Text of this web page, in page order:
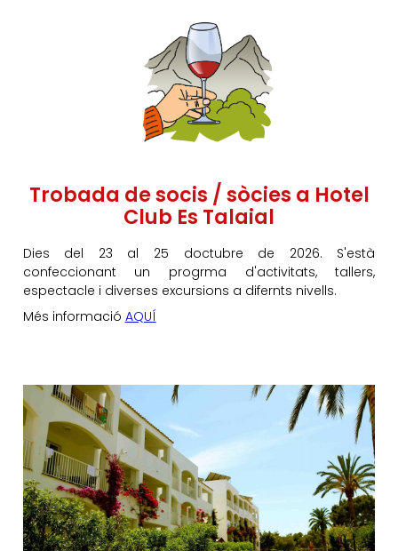
Trobada de socis / sòcies a Hotel
Club Es Talaial
Dies del 23 al 25 doctubre de 2026. S'està
confeccionant un progrma d'activitats, tallers,
espectacle i diverses excursions a difernts nivells.
Més informació AQUÍ